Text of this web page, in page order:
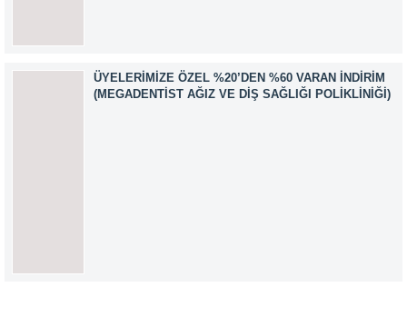
ÜYELERIMIZE ÖZEL %20’DEN %60 VARAN İNDIRIM
(MEGADENTIST AĞIZ VE DIŞ SAĞLIĞI POLIKLINIĞI)